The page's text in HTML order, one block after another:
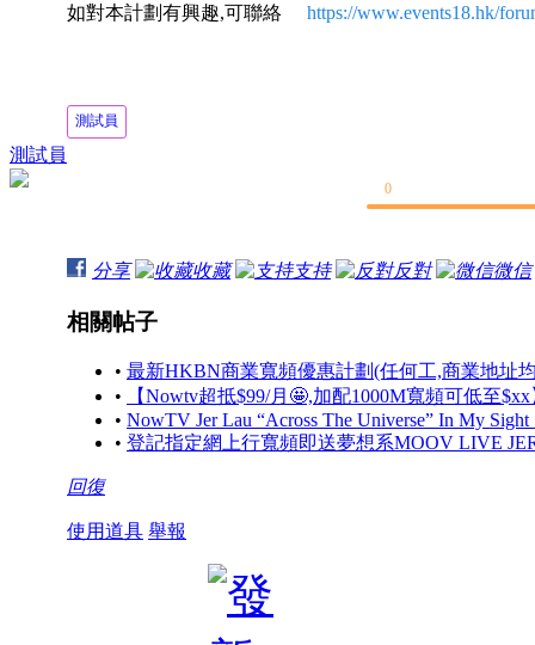
測試員
如對本計劃有興趣,可聯絡 https://www.events18.hk/
測試員
0
分享 收藏 支持 反對 微信
相關帖子
• 最新HKBN商業寬頻優惠計劃(任何工,商業地址
•
【Nowtv超抵$99/月🤩,加配1000M寬頻可低至$xx
• NowTV Jer Lau “Across The Universe” In My Sight
• 登記指定網上行寬頻即送夢想系MOOV LIVE
回復
使用道具 舉報